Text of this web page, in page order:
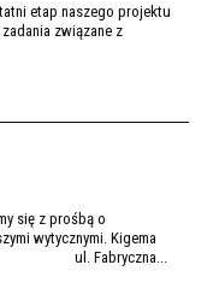
etap naszego projektu
związane z
się z prośbą o
wytycznymi. Kigema
ul. Fabryczna...